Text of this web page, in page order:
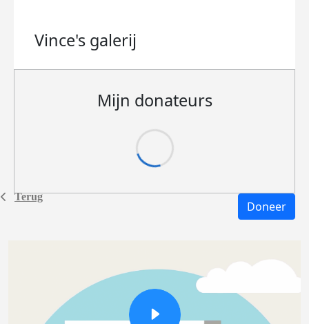
Terug
Vince's galerij
Mijn donateurs
Doneer